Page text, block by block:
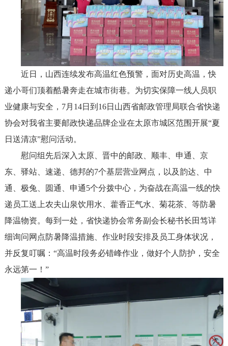
近日，山西连续发布高温红色预警，面对历史高温，快
递小哥们顶着酷暑奔走在城市街巷。为切实保障一线人员职
业健康与安全，7月14日到16日山西省邮政管理局联合省快递
协会对我省主要邮政快递品牌企业在太原市城区范围开展“夏
日送清凉”慰问活动。
慰问组先后深入太原、晋中的邮政、顺丰、申通、京
东、驿站、速递、德邦的7个基层营业网点，以及韵达、中
通、极兔、圆通、申通5个分拨中心，为奋战在高温一线的快
递员工送上农夫山泉饮用水、藿香正气水、菊花茶、等防暑
降温物资。每到一处，省快递协会常务副会长秘书长田笃详
细询问网点防暑降温措施、作业时段安排及员工身体状况，
并反复叮嘱：“高温时段务必错峰作业，做好个人防护，安全
永远第一！”